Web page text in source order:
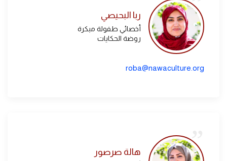
ربا البحيصي
أخصائي طفولة مبكرة
روضة الحكايات
roba@nawaculture.org
هالة صرصور